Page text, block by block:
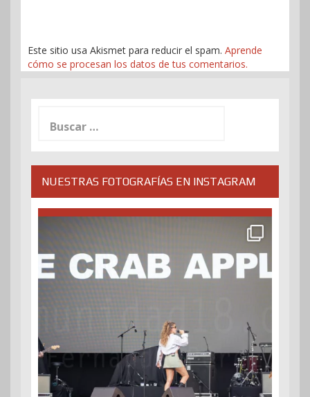
Este sitio usa Akismet para reducir el spam. Aprende
cómo se procesan los datos de tus comentarios.
NUESTRAS FOTOGRAFÍAS EN INSTAGRAM